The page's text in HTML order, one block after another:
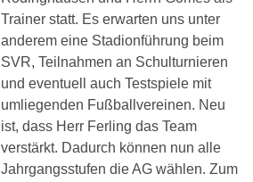
Trainer statt. Es erwarten uns unter
anderem eine Stadionführung beim
SVR, Teilnahmen an Schulturnieren
und eventuell auch Testspiele mit
umliegenden Fußballvereinen. Neu
ist, dass Herr Ferling das Team
verstärkt. Dadurch können nun alle
Jahrgangsstufen die AG wählen. Zum